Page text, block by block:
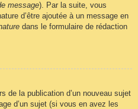
message). Par la suite, vous
d’être ajoutée à un message en
dans le formulaire de rédaction
de la publication d’un nouveau sujet
d’un sujet (si vous en avez les